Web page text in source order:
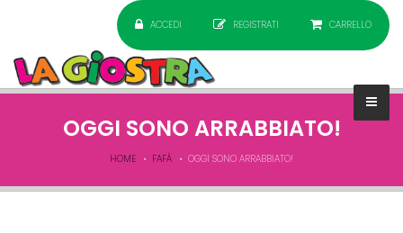
ACCEDI REGISTRATI CARRELLO
OGGI SONO ARRABBIATO!
HOME FAFÀ OGGI SONO ARRABBIATO!